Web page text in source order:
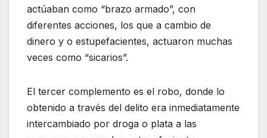
actúaban como “brazo armado”, con
diferentes acciones, los que a cambio de
dinero y o estupefacientes, actuaron muchas
veces como “sicarios”.
El tercer complemento es el robo, donde lo
obtenido a través del delito era inmediatamente
intercambiado por droga o plata a las